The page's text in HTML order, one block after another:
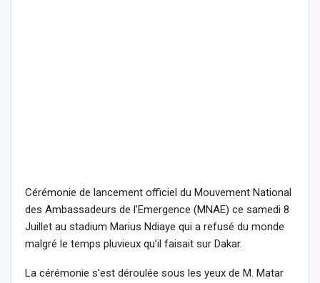
Cérémonie de lancement officiel du Mouvement National
des Ambassadeurs de l’Emergence (MNAE) ce samedi 8
Juillet au stadium Marius Ndiaye qui a refusé du monde
malgré le temps pluvieux qu’il faisait sur Dakar.
La cérémonie s’est déroulée sous les yeux de M. Matar